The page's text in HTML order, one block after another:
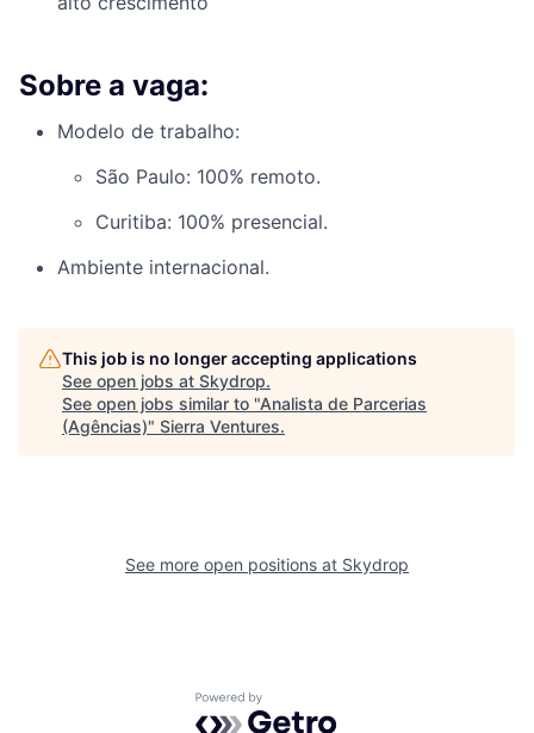
Sobre a vaga:
Modelo de trabalho:
São Paulo: 100% remoto.
Curitiba: 100% presencial.
Ambiente internacional.
This job is no longer accepting applications
See open jobs at Skydrop.
See open jobs similar to "Analista de Parcerias
(Agências)" Sierra Ventures.
See more open positions at Skydrop
Powered by Getro.com